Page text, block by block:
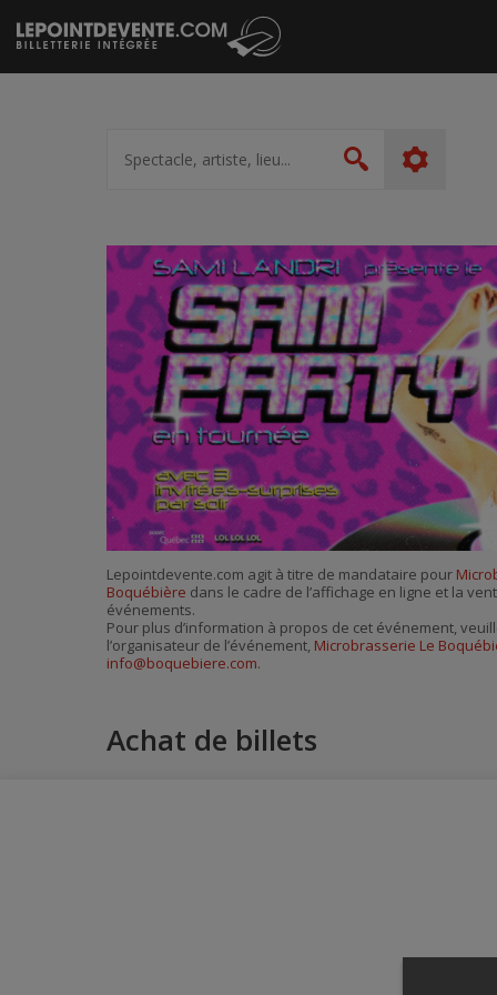
Passer
au
contenu
artiste,
lieu...
Rechercher
Lepointdevente.com agit à titre de mandataire pour
Boquébière dans le cadre de l’affichage en ligne et la
événements.
Pour plus d’information à propos de cet événement,
l’organisateur de l’événement, Microbrasserie Le
info@boquebiere.com.
Achat de billets